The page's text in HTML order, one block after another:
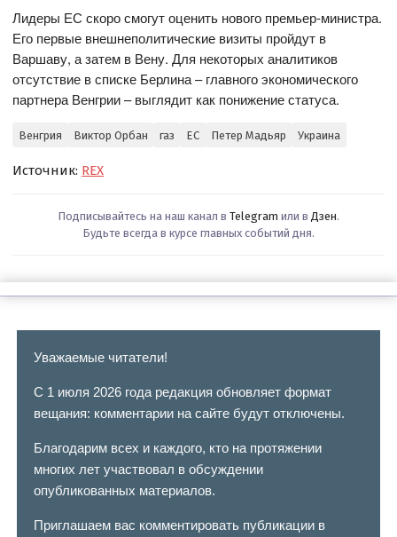
Лидеры ЕС скоро смогут оценить нового премьер-министра.
Его первые внешнеполитические визиты пройдут в
Варшаву, а затем в Вену. Для некоторых аналитиков
отсутствие в списке Берлина – главного экономического
партнера Венгрии – выглядит как понижение статуса.
Венгрия Виктор Орбан газ ЕС Петер Мадьяр Украина
Источник: REX
Подписывайтесь на наш канал в Telegram или в Дзен.
Будьте всегда в курсе главных событий дня.
Уважаемые читатели!
С 1 июля 2026 года редакция обновляет формат
вещания: комментарии на сайте будут отключены.
Благодарим всех и каждого, кто на протяжении
многих лет участвовал в обсуждении
опубликованных материалов.
Приглашаем вас комментировать публикации в